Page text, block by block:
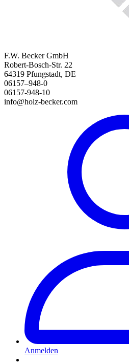
F.W. Becker GmbH
Robert-Bosch-Str. 22
64319 Pfungstadt, DE
06157–948-0
06157-948-10
info@holz-becker.com
Anmelden